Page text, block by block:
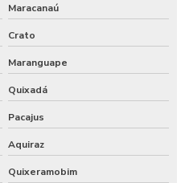
Maracanaú
Crato
Maranguape
Quixadá
Pacajus
Aquiraz
Quixeramobim